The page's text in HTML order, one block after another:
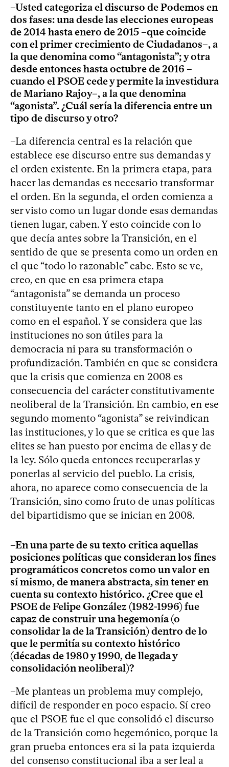
–Usted categoriza el discurso de Podemos en
dos fases: una desde las elecciones europeas
de 2014 hasta enero de 2015 –que coincide
con el primer crecimiento de Ciudadanos–, a
la que denomina como “antagonista”; y otra
desde entonces hasta octubre de 2016 –
cuando el PSOE cede y permite la investidura
de Mariano Rajoy–, a la que denomina
“agonista”. ¿Cuál sería la diferencia entre un
tipo de discurso y otro?
–La diferencia central es la relación que
establece ese discurso entre sus demandas y
el orden existente. En la primera etapa, para
hacer las demandas es necesario transformar
el orden. En la segunda, el orden comienza a
ser visto como un lugar donde esas demandas
tienen lugar, caben. Y esto coincide con lo
que decía antes sobre la Transición, en el
sentido de que se presenta como un orden en
el que “todo lo razonable” cabe. Esto se ve,
creo, en que en esa primera etapa
“antagonista” se demanda un proceso
constituyente tanto en el plano europeo
como en el español. Y se considera que las
instituciones no son útiles para la
democracia ni para su transformación o
profundización. También en que se considera
que la crisis que comienza en 2008 es
consecuencia del carácter constitutivamente
neoliberal de la Transición. En cambio, en ese
segundo momento “agonista” se reivindican
las instituciones, y lo que se critica es que las
elites se han puesto por encima de ellas y de
la ley. Sólo queda entonces recuperarlas y
ponerlas al servicio del pueblo. La crisis,
ahora, no aparece como consecuencia de la
Transición, sino como fruto de unas políticas
del bipartidismo que se inician en 2008.
–En una parte de su texto critica aquellas
posiciones políticas que consideran los fines
programáticos concretos como un valor en
sí mismo, de manera abstracta, sin tener en
cuenta su contexto histórico. ¿Cree que el
PSOE de Felipe González (1982-1996) fue
capaz de construir una hegemonía (o
consolidar la de la Transición) dentro de lo
que le permitía su contexto histórico
(décadas de 1980 y 1990, de llegada y
consolidación neoliberal)?
–Me planteas un problema muy complejo,
difícil de responder en poco espacio. Sí creo
que el PSOE fue el que consolidó el discurso
de la Transición como hegemónico, porque la
gran prueba entonces era si la pata izquierda
del consenso constitucional iba a ser leal a